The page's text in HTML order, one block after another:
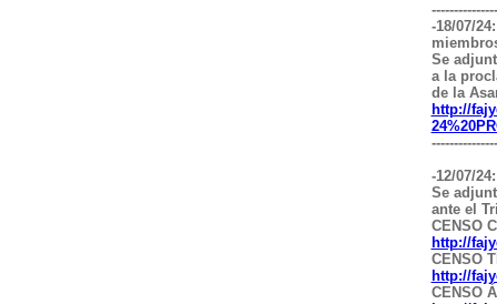
-18/07/
Se
a la
de la
http://
-12/07/
Se
ante el
CENSO
http://
CENSO
http://
CENSO